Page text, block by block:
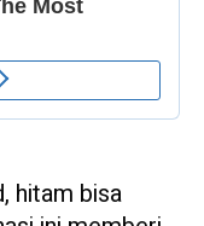
hitam bisa